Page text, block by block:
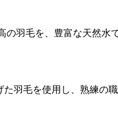
羽毛を、豊富な天然水
羽毛を使用し、熟練の